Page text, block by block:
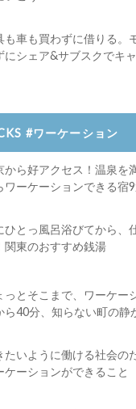
も車も買わずに借りる。
にシェア&サブスクでキ
#ワーケーション
から好アクセス！温泉を
ワーケーションできる宿
ひとっ風呂浴びてから、
関東のおすすめ銭湯
っとそこまで、ワーケー
ら40分、知らない町の静
たいように働ける社会の
ケーションができること